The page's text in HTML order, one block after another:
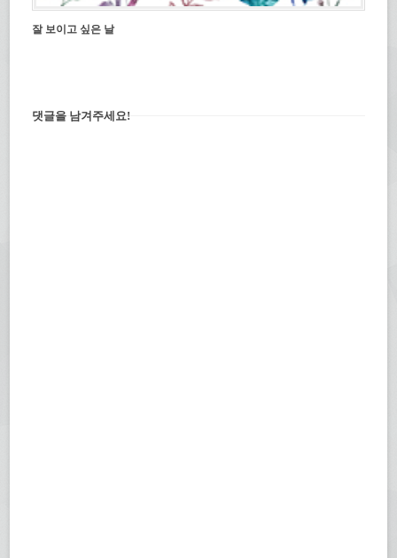
잘 보이고 싶은 날
댓글을 남겨주세요!